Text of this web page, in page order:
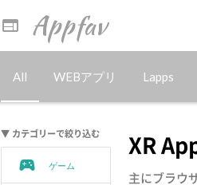
web Appfav
All WEBアプリ Lapps
▼ カテゴリーで絞り込む
sports_esports ゲーム
XR
主にブラウ